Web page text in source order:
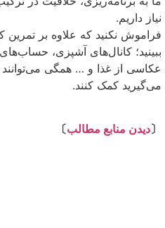
نیاز داریم.
فراموش نکنید که علاوه بر تمرین
ببینید؛ کانال‌های آشپزی،
عکاسی از غذا و … همگی
می‌گیرید کمک کنند.
〔دیدن منابع مطالب〕